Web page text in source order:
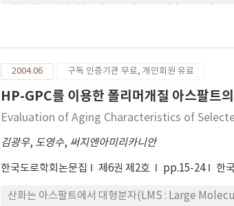
아닌 것을 알았으나 공시체의 두께는 KD에 주용한
2004.06 구독 인증기관 무료, 개인회원 유료
HP-GPC를 이용한 폴리머개질 아스팔트
Evaluation of Aging Characteristics of
김광우, 도영수, 써지엔아미리카니안
한국도로학회논문집 제6권 제2호 pp.15-24 한
산화는 아스팔트에서 대형분자(LMS : Large